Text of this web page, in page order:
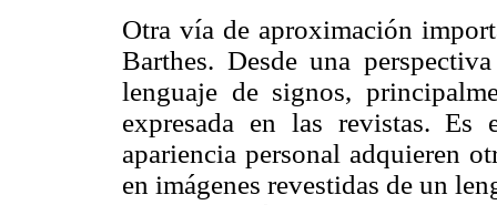
Otra vía de aproximación
Barthes. Desde una
lenguaje de signos,
expresada en las revistas.
apariencia personal adquieren
en imágenes revestidas de un